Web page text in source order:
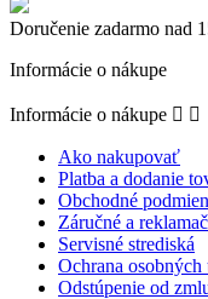
Doručenie zadarmo nad
Informácie o nákupe
Informácie o nákupe  
Ako nakupovať
Platba a dodanie
Obchodné
Záručné a
Servisné strediská
Ochrana osobných
Odstúpenie od